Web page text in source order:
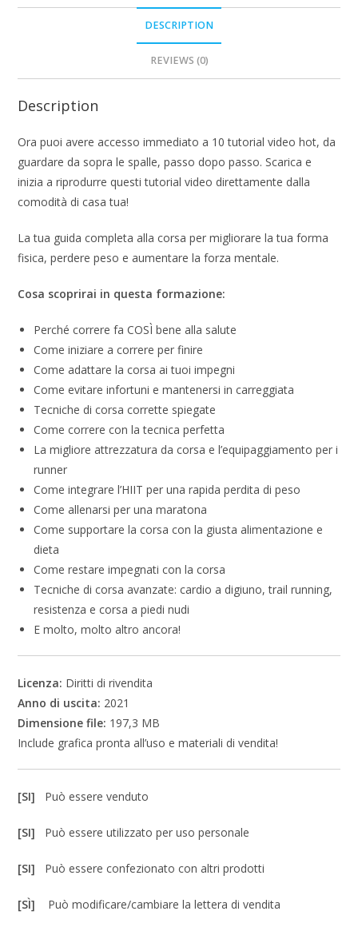
DESCRIPTION
REVIEWS (0)
Description
Ora puoi avere accesso immediato a 10 tutorial video hot, da
guardare da sopra le spalle, passo dopo passo. Scarica e
inizia a riprodurre questi tutorial video direttamente dalla
comodità di casa tua!
La tua guida completa alla corsa per migliorare la tua forma
fisica, perdere peso e aumentare la forza mentale.
Cosa scoprirai in questa formazione:
Perché correre fa COSÌ bene alla salute
Come iniziare a correre per finire
Come adattare la corsa ai tuoi impegni
Come evitare infortuni e mantenersi in carreggiata
Tecniche di corsa corrette spiegate
Come correre con la tecnica perfetta
La migliore attrezzatura da corsa e l’equipaggiamento per i
runner
Come integrare l’HIIT per una rapida perdita di peso
Come allenarsi per una maratona
Come supportare la corsa con la giusta alimentazione e
dieta
Come restare impegnati con la corsa
Tecniche di corsa avanzate: cardio a digiuno, trail running,
resistenza e corsa a piedi nudi
E molto, molto altro ancora!
Licenza: Diritti di rivendita
Anno di uscita: 2021
Dimensione file: 197,3 MB
Include grafica pronta all’uso e materiali di vendita!
[SI] Può essere venduto
[SI] Può essere utilizzato per uso personale
[SI] Può essere confezionato con altri prodotti
[SÌ] Può modificare/cambiare la lettera di vendita